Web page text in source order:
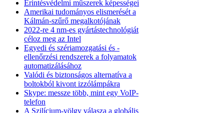
Érintésvédelmi műszerek képességei
Amerikai tudományos elismerését a
Kálmán-szűrő megalkotójának
2022-re 4 nm-es gyártástechnológiát
céloz meg az Intel
Egyedi és szériamozgatási és -
ellenőrzési rendszerek a folyamatok
automatizálásához
Valódi és biztonságos alternatíva a
boltokból kivont izzólámpákra
Skype: messze több, mint egy VoIP-
telefon
A Szilícium-völgy válasza a globális